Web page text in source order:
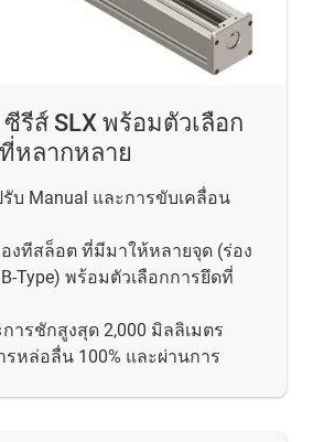
รีส์ SLX พร้อมตัวเลือก
หลากหลาย
บ Manual และการขับเคลื่อน
งทีสล็อต ที่มีมาให้หลายจุด (ร่อง
Type) พร้อมตัวเลือกการยึดที่
ารชักสูงสุด 2,000 มิลลิเมตร
หล่อลื่น 100% และผ่านการ